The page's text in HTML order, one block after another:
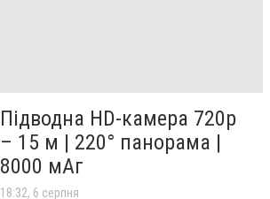
Підводна HD-камера 720p
– 15 м | 220° панорама |
8000 мАг
18:32, 6 серпня